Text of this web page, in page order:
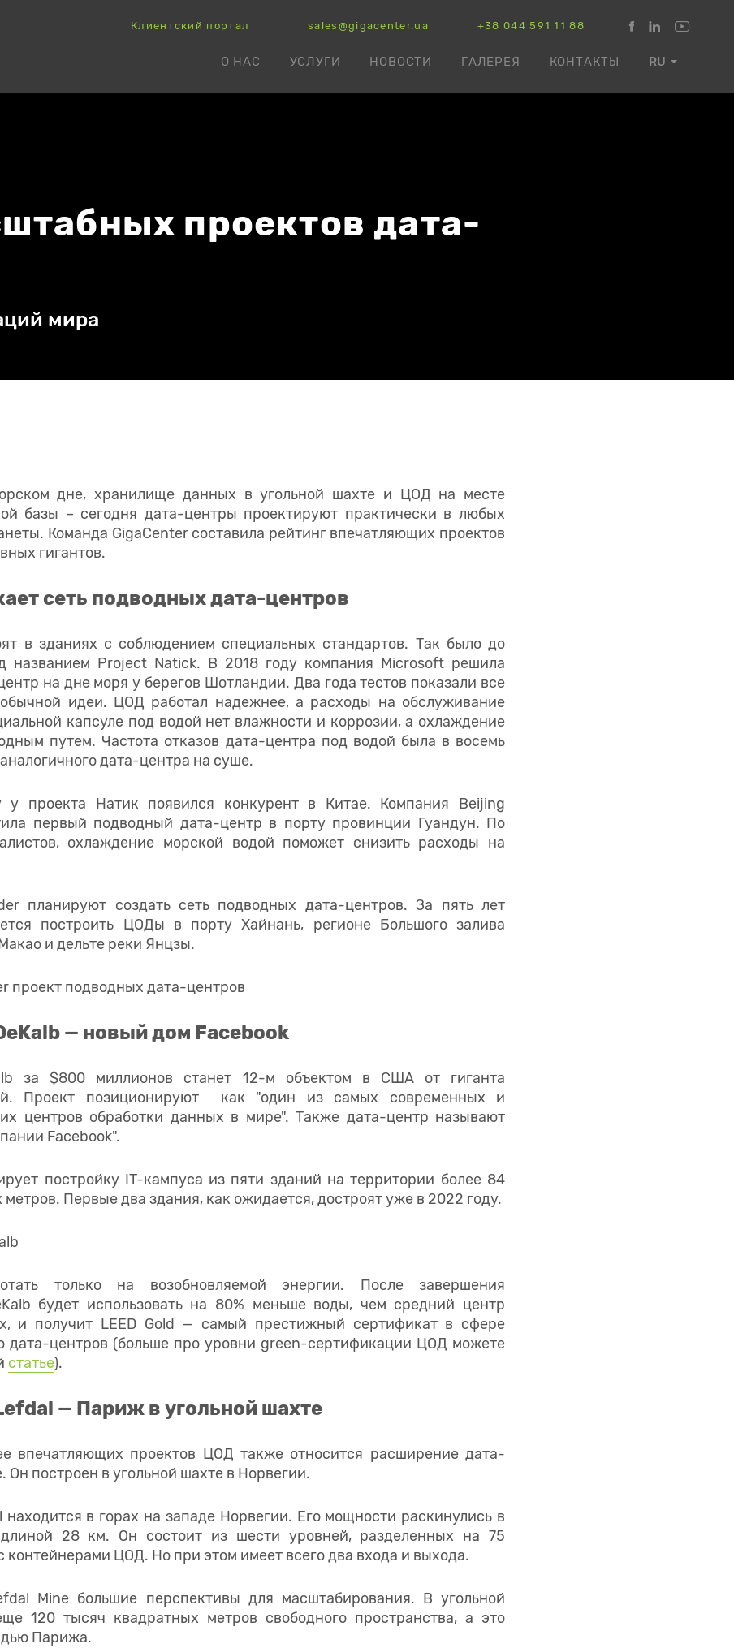
Клиентский портал sales@gigacenter.ua +38 044 591 11 88
О НАС УСЛУГИ НОВОСТИ ГАЛЕРЕЯ КОНТАКТЫ RU
проектов дата-
мира
дне, хранилище данных в угольной шахте и ЦОД на месте
базы – сегодня дата-центры проектируют практически в любых
Команда GigaCenter составила рейтинг впечатляющих проектов
гигантов.
сеть подводных дата-центров
в зданиях с соблюдением специальных стандартов. Так было до
названием Project Natick. В 2018 году компания Microsoft решила
на дне моря у берегов Шотландии. Два года тестов показали все
идеи. ЦОД работал надежнее, а расходы на обслуживание
капсуле под водой нет влажности и коррозии, а охлаждение
путем. Частота отказов дата-центра под водой была в восемь
дата-центра на суше.
проекта Натик появился конкурент в Китае. Компания Beijing
первый подводный дата-центр в порту провинции Гуандун. По
охлаждение морской водой поможет снизить расходы на
планируют создать сеть подводных дата-центров. За пять лет
построить ЦОДы в порту Хайнань, регионе Большого залива
и дельте реки Янцзы.
— новый дом Facebook
за $800 миллионов станет 12-м объектом в США от гиганта
Проект позиционируют как "один из самых современных и
центров обработки данных в мире". Также дата-центр называют
Facebook".
постройку IT-кампуса из пяти зданий на территории более 84
Первые два здания, как ожидается, достроят уже в 2022 году.
только на возобновляемой энергии. После завершения
будет использовать на 80% меньше воды, чем средний центр
и получит LEED Gold — самый престижный сертификат в сфере
дата-центров (больше про уровни green-сертификации ЦОД можете
статье).
— Париж в угольной шахте
впечатляющих проектов ЦОД также относится расширение дата-
Он построен в угольной шахте в Норвегии.
в горах на западе Норвегии. Его мощности раскинулись в
28 км. Он состоит из шести уровней, разделенных на 75
контейнерами ЦОД. Но при этом имеет всего два входа и выхода.
Mine большие перспективы для масштабирования. В угольной
120 тысяч квадратных метров свободного пространства, а это
Парижа.